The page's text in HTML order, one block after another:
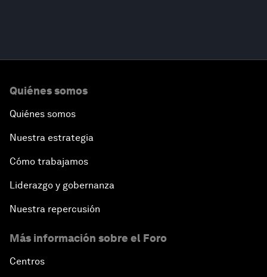
Quiénes somos
Quiénes somos
Nuestra estrategia
Cómo trabajamos
Liderazgo y gobernanza
Nuestra repercusión
Más información sobre el Foro
Centros